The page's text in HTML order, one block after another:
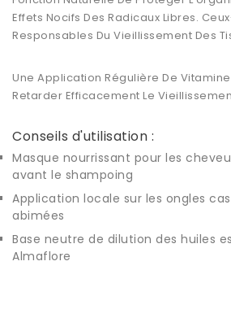
Effets Nocifs Des Radicaux Libres.
Responsables Du Vieillissement Des
Une Application Régulière De Vitamine
Retarder Efficacement Le
Conseils d'utilisation :
Masque nourrissant pour les
avant le shampoing
Application locale sur les ongles
abimées
Base neutre de dilution des huiles
Almaflore